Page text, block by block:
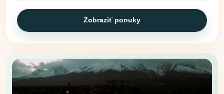
Zobraziť ponuky